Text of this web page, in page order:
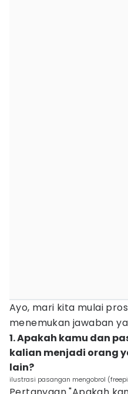
Ayo, mari kita mulai
menemukan jawaban
1. Apakah kamu dan
kalian menjadi orang
lain?
ilustrasi pasangan mengobrol